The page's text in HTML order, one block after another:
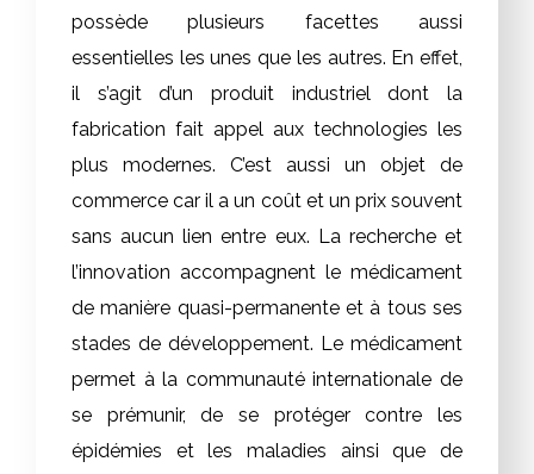
possède plusieurs facettes aussi
essentielles les unes que les autres. En effet,
il s’agit d’un produit industriel dont la
fabrication fait appel aux technologies les
plus modernes. C’est aussi un objet de
commerce car il a un coût et un prix souvent
sans aucun lien entre eux. La recherche et
l’innovation accompagnent le médicament
de manière quasi-permanente et à tous ses
stades de développement. Le médicament
permet à la communauté internationale de
se prémunir, de se protéger contre les
épidémies et les maladies ainsi que de